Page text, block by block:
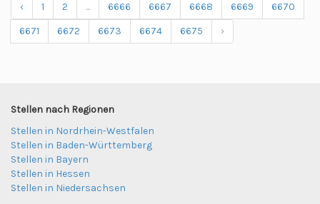
‹ 1 2 ... 6666 6667 6668 6669
6670
6671
6672 6673 6674 6675 ›
Stellen nach Regionen
Stellen in Nordrhein-Westfalen
Stellen in Baden-Württemberg
Stellen in Bayern
Stellen in Hessen
Stellen in Niedersachsen